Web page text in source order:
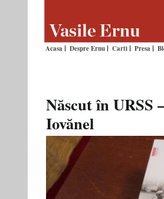
Acasa Despre Ernu Carti Presa
Născut în URSS
Iovănel